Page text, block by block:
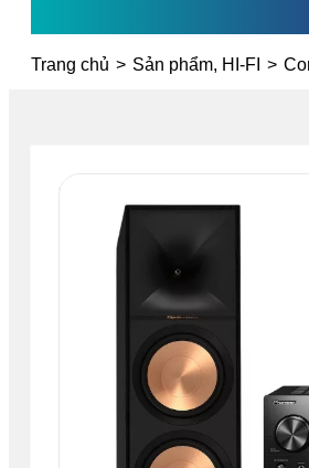
Trang chủ > Sản phẩm, HI-FI >